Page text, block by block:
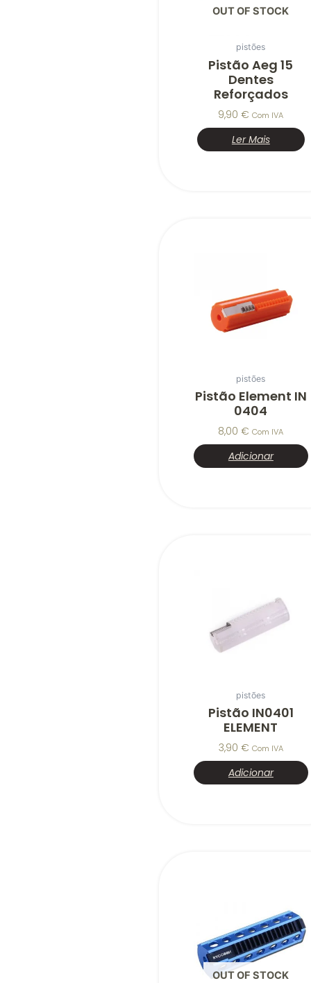
OUT OF STOCK
pistões
Pistão Aeg 15
Dentes
Reforçados
9,90€ Com IVA
Ler Mais
pistões
Pistão Element IN
0404
8,00€ Com IVA
Adicionar
pistões
Pistão IN0401
ELEMENT
3,90 € Com IVA
Adicionar
OUT OF STOCK